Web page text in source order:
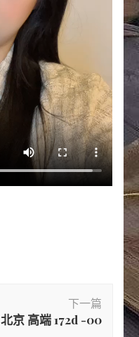
下一篇
北京 高端 172d -00